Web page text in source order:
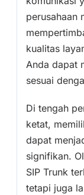
perusahaan
kualitas
Anda dapat
sesuai
Di tengah
ketat,
dapat
signifikan.
SIP Trunk
tetapi juga